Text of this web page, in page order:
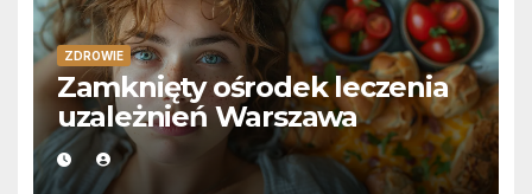
ZDROWIE
Zamknięty ośrodek leczenia
uzależnień Warszawa